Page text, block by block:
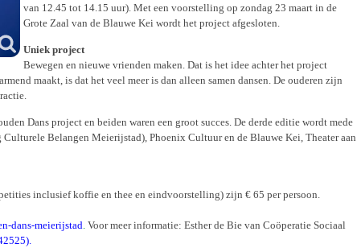
van 12.45 tot 14.15 uur). Met een voorstelling op zondag 23 maart in de
Grote Zaal van de Blauwe Kei wordt het project afgesloten.
Uniek project
Bewegen en nieuwe vrienden maken. Dat is het idee achter het project
maakt, is dat het veel meer is dan alleen samen dansen. De ouderen zijn
Dans project en beiden waren een groot succes. De derde editie wordt mede
Belangen Meierijstad), Phoenix Cultuur en de Blauwe Kei, Theater aan
inclusief koffie en thee en eindvoorstelling) zijn € 65 per persoon.
dans-meierijstad. Voor meer informatie: Esther de Bie van Coöperatie Sociaal
).